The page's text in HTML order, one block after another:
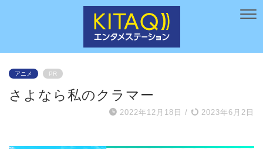
アニメ PR
さよなら私のクラマー
2022年12月18日 / 2023年6月2日